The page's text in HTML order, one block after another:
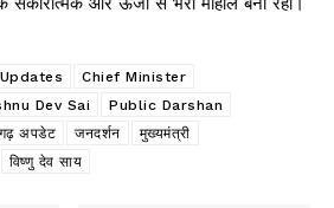
Chief Minister
Dev Sai
Public Darshan
अपडेट जनदर्शन
मुख्यमंत्री
विष्णु देव साय